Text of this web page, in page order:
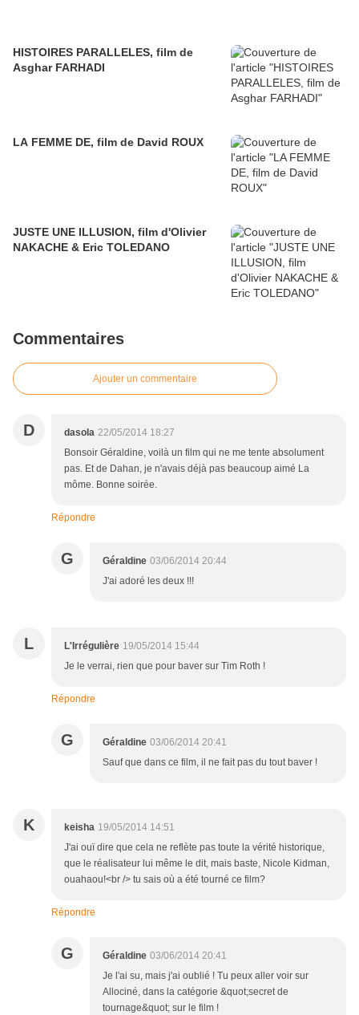
HISTOIRES PARALLELES, film de
Asghar FARHADI
LA FEMME DE, film de David ROUX
JUSTE UNE ILLUSION, film d'Olivier
NAKACHE & Eric TOLEDANO
Commentaires
Ajouter un commentaire
D dasola 22/05/2014 18:27
Bonsoir Géraldine, voilà un film qui ne me tente absolument
pas. Et de Dahan, je n'avais déjà pas beaucoup aimé La
môme. Bonne soirée.
Répondre
G Géraldine 03/06/2014 20:44
J'ai adoré les deux !!!
L L'Irrégulière 19/05/2014 15:44
Je le verrai, rien que pour baver sur Tim Roth !
Répondre
G Géraldine 03/06/2014 20:41
Sauf que dans ce film, il ne fait pas du tout baver !
K keisha 19/05/2014 14:51
J'ai ouï dire que cela ne reflète pas toute la vérité historique,
que le réalisateur lui même le dit, mais baste, Nicole Kidman,
ouahaou!<br /> tu sais où a été tourné ce film?
Répondre
G Géraldine 03/06/2014 20:41
Je l'ai su, mais j'ai oublié ! Tu peux aller voir sur
Allociné, dans la catégorie &quot;secret de
tournage&quot; sur le film !